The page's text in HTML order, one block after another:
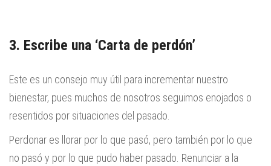
3. Escribe una ‘Carta de perdón’
Este es un consejo muy útil para incrementar nuestro
bienestar, pues muchos de nosotros seguimos enojados o
resentidos por situaciones del pasado.
Perdonar es llorar por lo que pasó, pero también por lo que
no pasó y por lo que pudo haber pasado. Renunciar a la